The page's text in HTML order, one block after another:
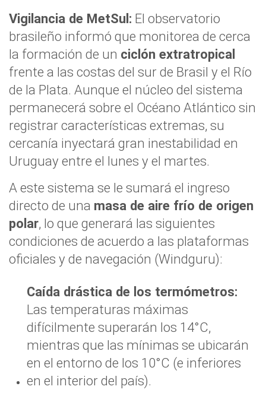
Vigilancia de MetSul: El observatorio
brasileño informó que monitorea de cerca
la formación de un ciclón extratropical
frente a las costas del sur de Brasil y el Río
de la Plata. Aunque el núcleo del sistema
permanecerá sobre el Océano Atlántico sin
registrar características extremas, su
cercanía inyectará gran inestabilidad en
Uruguay entre el lunes y el martes.
A este sistema se le sumará el ingreso
directo de una masa de aire frío de origen
polar, lo que generará las siguientes
condiciones de acuerdo a las plataformas
oficiales y de navegación (Windguru):
Caída drástica de los termómetros:
Las temperaturas máximas
difícilmente superarán los 14°C,
mientras que las mínimas se ubicarán
en el entorno de los 10°C (e inferiores
en el interior del país).